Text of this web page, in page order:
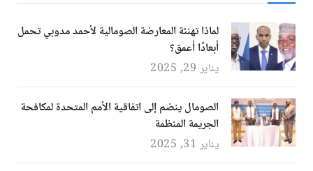
لماذا تهنئة المعارضة الصومالية لأحمد مدوبي تحمل
أبعادًا أعمق؟
يناير 29, 2025
الصومال ينضم إلى اتفاقية الأمم المتحدة لمكافحة
الجريمة المنظمة
يناير 31, 2025